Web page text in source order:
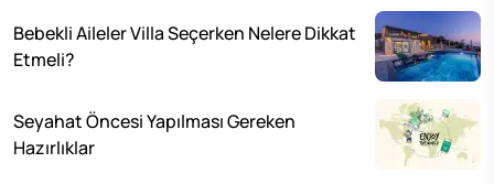
Bebekli Aileler Villa Seçerken Nelere Dikkat
Etmeli?
Seyahat Öncesi Yapılması Gereken
Hazırlıklar